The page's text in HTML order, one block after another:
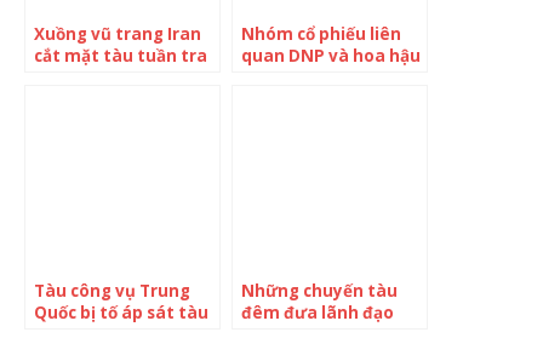
Xuồng vũ trang Iran
cắt mặt tàu tuần tra
Nhóm cổ phiếu liên
quan DNP và hoa hậu
Tàu công vụ Trung
Quốc bị tố áp sát tàu
Những chuyến tàu
đêm đưa lãnh đạo